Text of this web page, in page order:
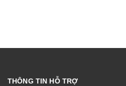
THÔNG TIN HỖ TRỢ